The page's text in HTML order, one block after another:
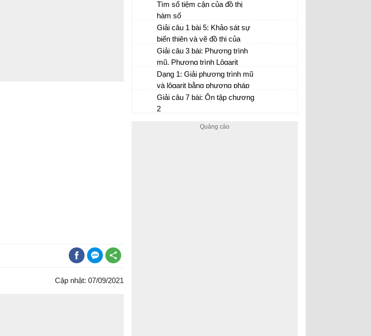
Cập nhật: 07/09/2021
Tìm số tiệm cận của đồ thị
hàm số
Giải câu 1 bài 5: Khảo sát sự
biến thiên và vẽ đồ thị của
hàm số
Giải câu 3 bài: Phương trình
mũ. Phương trình Lôgarit
Dạng 1: Giải phương trình mũ
và lôgarit bằng phương pháp
đặt ẩn phụ
Giải câu 7 bài: Ôn tập chương
2